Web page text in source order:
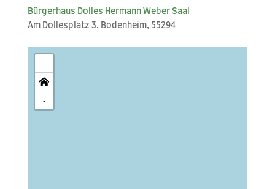
Bür­ger­haus Dol­les Her­mann Weber Saal
Am Dol­les­platz 3, Boden­heim, 55294
+
-